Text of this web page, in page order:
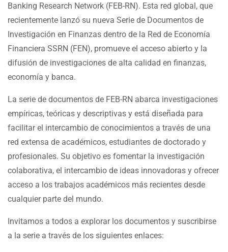
Banking Research Network (FEB-RN). Esta red global, que
recientemente lanzó su nueva Serie de Documentos de
Investigación en Finanzas dentro de la Red de Economía
Financiera SSRN (FEN), promueve el acceso abierto y la
difusión de investigaciones de alta calidad en finanzas,
economía y banca.
La serie de documentos de FEB-RN abarca investigaciones
empíricas, teóricas y descriptivas y está diseñada para
facilitar el intercambio de conocimientos a través de una
red extensa de académicos, estudiantes de doctorado y
profesionales. Su objetivo es fomentar la investigación
colaborativa, el intercambio de ideas innovadoras y ofrecer
acceso a los trabajos académicos más recientes desde
cualquier parte del mundo.
Invitamos a todos a explorar los documentos y suscribirse
a la serie a través de los siguientes enlaces: